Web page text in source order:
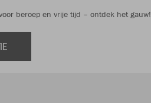
beroep en vrije tijd – ontdek het gauw!